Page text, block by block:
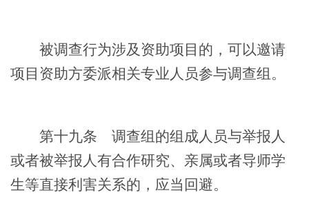
被调查行为涉及资助项目的，可以邀请
项目资助方委派相关专业人员参与调查组。
第十九条 调查组的组成人员与举报人
或者被举报人有合作研究、亲属或者导师学
生等直接利害关系的，应当回避。